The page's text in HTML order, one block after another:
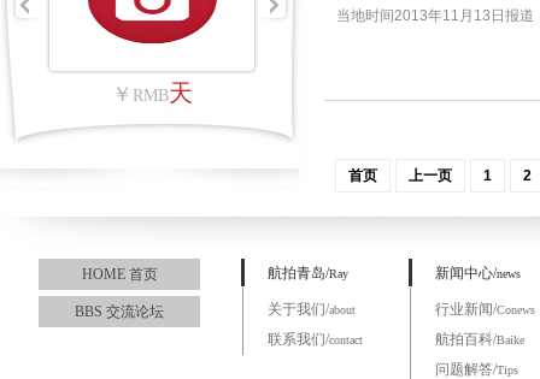
￥ RMB天
当地时间2013年11月13日报
首页 上一页 1 2
HOME 首页
BBS 交流论坛
航拍青岛/Ray
关于我们/about
联系我们/contact
新闻中心/news
行业新闻/Conews
航拍百科/Baike
问题解答/Tips